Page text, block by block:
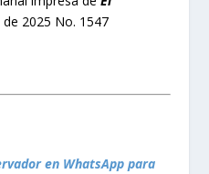
2025 No. 1547
en WhatsApp para